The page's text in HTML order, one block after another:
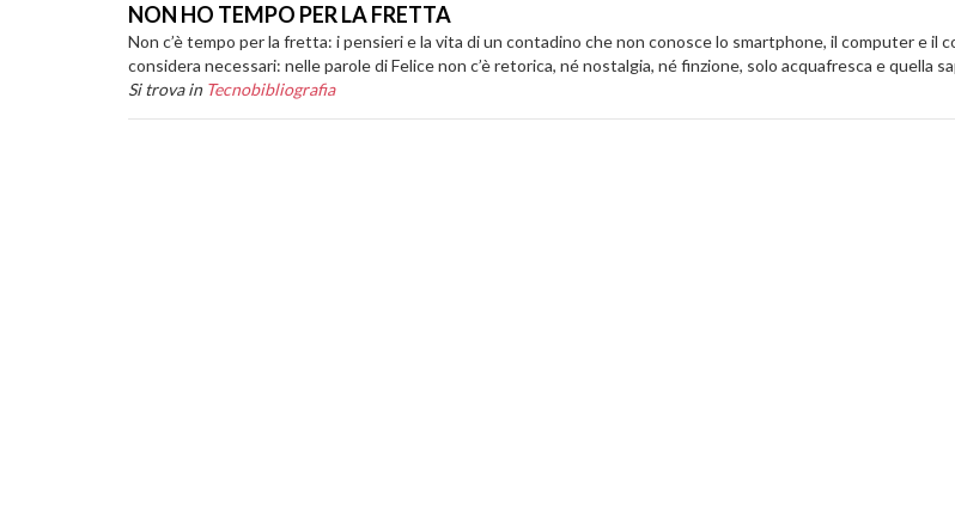
NON HO TEMPO PER LA FRETTA
Non c’è tempo per la fretta: i pensieri e la vita di un contadino che non conosce lo smartphone, il computer e il
considera necessari: nelle parole di Felice non c’è retorica, né nostalgia, né finzione, solo acquafresca e quella
Si trova in Tecnobibliografia